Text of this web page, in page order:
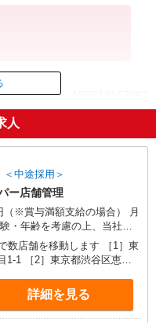
ID：AE0513157087
了
人
中途採用＞
ー店舗管理
※賞与満額支給の場合） 月
・年齢を考慮の上、当社規
業績、実
度は賞与を在籍期間に応じ
社時期によっては年収例と
があります 2年目以降の賞
す
数店舗を移動します ［1］東
1-1 ［2］東京都渋谷区恵比
崎市高津区溝口5-24-8
上1丁目10-3 ［5］東京都練
6］東京都世田谷区桜新町2丁
詳細を見る